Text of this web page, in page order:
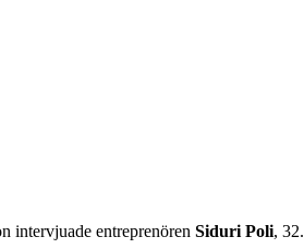
intervjuade entreprenören Siduri Poli, 32.